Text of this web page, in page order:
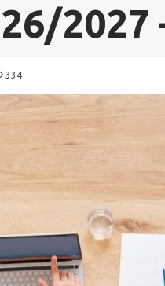
2027
334